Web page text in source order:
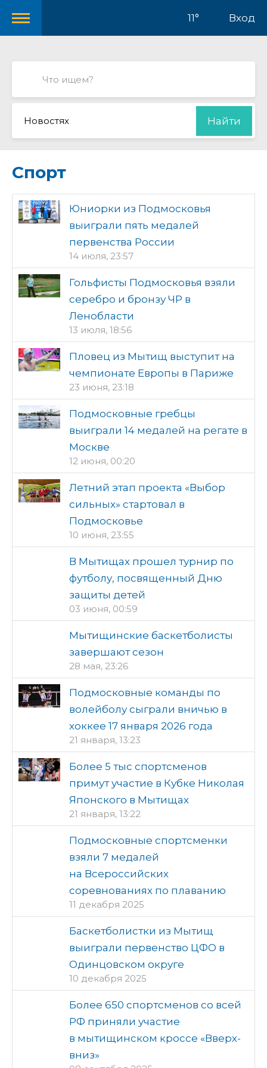
11° Вход
Новостях Найти
Спорт
Юниорки из Подмосковья
выиграли пять медалей
первенства России
14 июля, 23:57
Гольфисты Подмосковья взяли
серебро и бронзу ЧР в
Ленобласти
13 июля, 18:56
Пловец из Мытищ выступит на
чемпионате Европы в Париже
23 июня, 23:18
Подмосковные гребцы
выиграли 14 медалей на регате в
Москве
12 июня, 00:20
Летний этап проекта «Выбор
сильных» стартовал в
Подмосковье
10 июня, 23:55
В Мытищах прошел турнир по
футболу, посвященный Дню
защиты детей
03 июня, 00:59
Мытищинские баскетболисты
завершают сезон
28 мая, 23:26
Подмосковные команды по
волейболу сыграли вничью в
хоккее 17 января 2026 года
21 января, 13:23
Более 5 тыс спортсменов
примут участие в Кубке Николая
Японского в Мытищах
21 января, 13:22
Подмосковные спортсменки
взяли 7 медалей
на Всероссийских
соревнованиях по плаванию
11 декабря 2025
Баскетболистки из Мытищ
выиграли первенство ЦФО в
Одинцовском округе
10 декабря 2025
Более 650 спортсменов со всей
РФ приняли участие
в мытищинском кроссе «Вверх-
вниз»